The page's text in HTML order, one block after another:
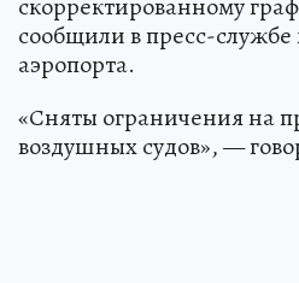
сообщили в пресс-
аэропорта.
«Сняты ограничения на
воздушных судов», —